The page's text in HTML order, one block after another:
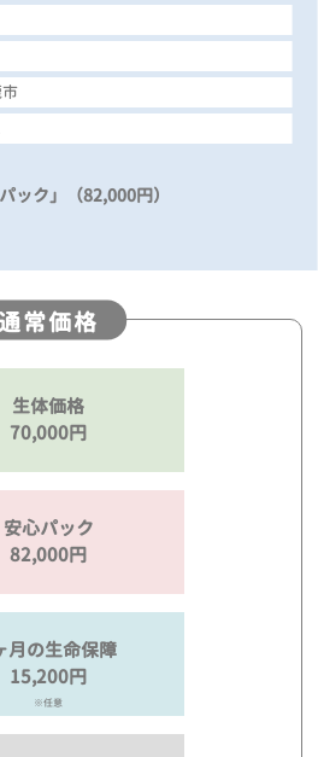
ック」（82,000円）
通常価格
生体価格
70,000円
安心パック
82,000円
月の生命保障
15,200円
※任意